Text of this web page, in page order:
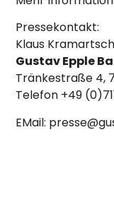
Pressekontakt:
Klaus
Gustav Epple
Tränkestraße 4,
Telefon +49
EMail: